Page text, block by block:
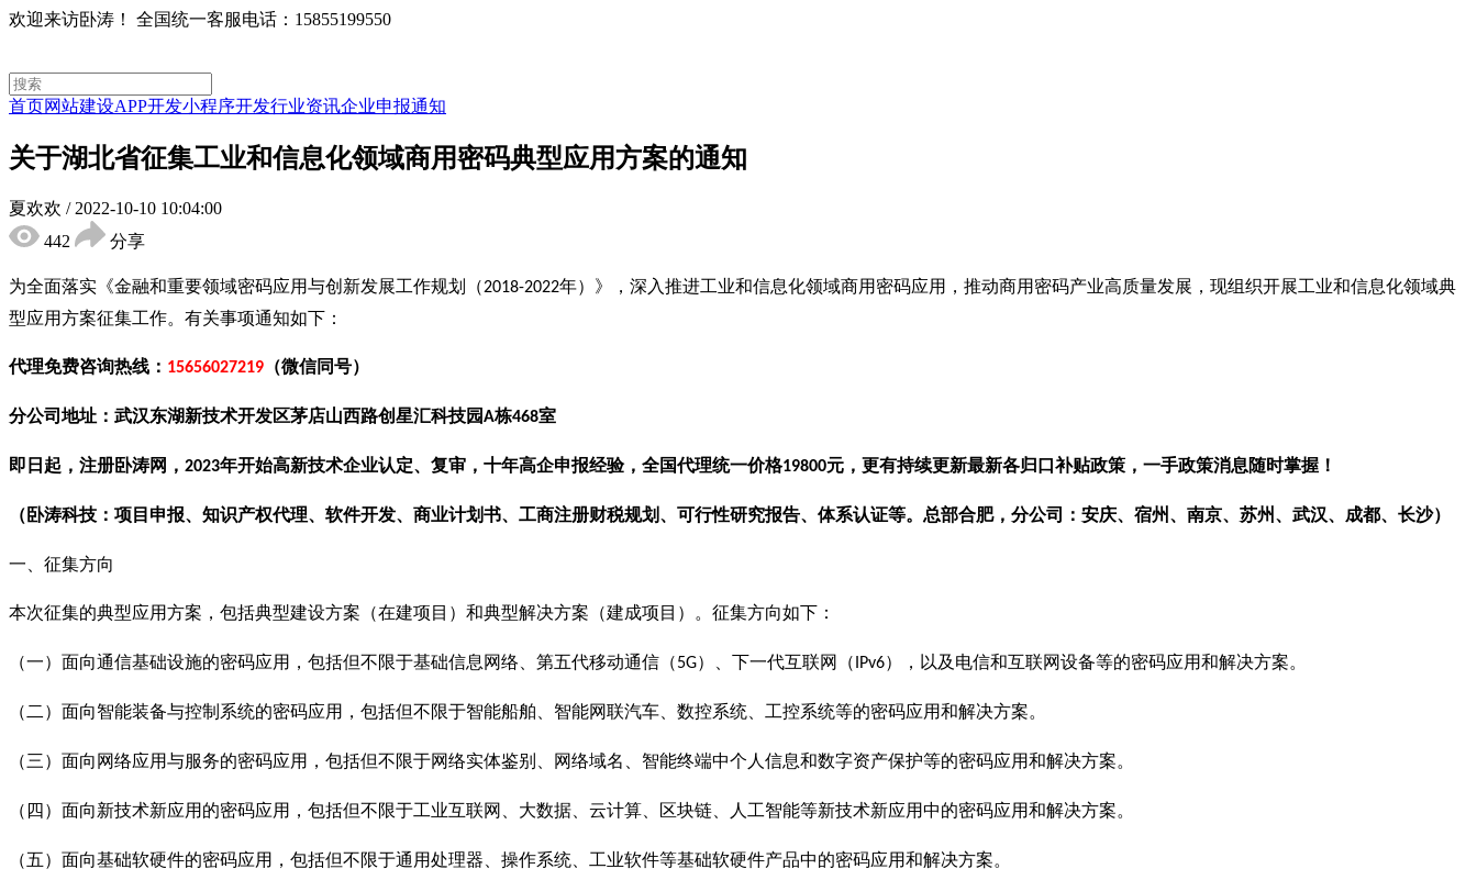
欢迎来访卧涛！ 全国统一客服电话：15855199550
首页网站建设APP开发小程序开发行业资讯企业申报通知
关于湖北省征集工业和信息化领域商用密码典型应用方案的通知
夏欢欢 / 2022-10-10 10:04:00
442
分享
为全面落实《金融和重要领域密码应用与创新发展工作规划（2018-2022年）》，深入推进工业和信息化领域商用密码应用，推动商用密码产业高质量发展，现组织开展工业和信息化领域典
型应用方案征集工作。有关事项通知如下：
代理免费咨询热线： 15656027219 （微信同号）
分公司地址：武汉东湖新技术开发区茅店山西路创星汇科技园A栋468室
即日起，注册卧涛网， 2023年开始高新技术企业认定、复审，十年高企申报经验，全国代理统一价格19800元，更有持续更新最新各归口补贴政策，一手政策消息随时掌握！
（卧涛科技：项目申报、知识产权代理、软件开发、商业计划书、工商注册财税规划、可行性研究报告、体系认证等。 总部合肥， 分公司：安庆、宿州、南京、苏州、武汉、成都、长沙）
一、征集方向
本次征集的典型应用方案，包括典型建设方案（在建项目）和典型解决方案（建成项目）。征集方向如下：
（一）面向通信基础设施的密码应用，包括但不限于基础信息网络、第五代移动通信（5G）、下一代互联网（ IPv6），以及电信和互联网设备等的密码应用和解决方案。
（二）面向智能装备与控制系统的密码应用，包括但不限于智能船舶、智能网联汽车、数控系统、工控系统等的密码应用和解决方案。
（三）面向网络应用与服务的密码应用，包括但不限于网络实体鉴别、网络域名、智能终端中个人信息和数字资产保护等的密码应用和解决方案。
（四）面向新技术新应用的密码应用，包括但不限于工业互联网、大数据、云计算、区块链、人工智能等新技术新应用中的密码应用和解决方案。
（五）面向基础软硬件的密码应用，包括但不限于通用处理器、操作系统、工业软件等基础软硬件产品中的密码应用和解决方案。